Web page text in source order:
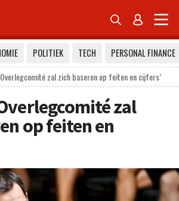
 
POLITIEK TECH
PERSONAL FINANCE
zal zich baseren op feiten en cijfers’
zal
op feiten en